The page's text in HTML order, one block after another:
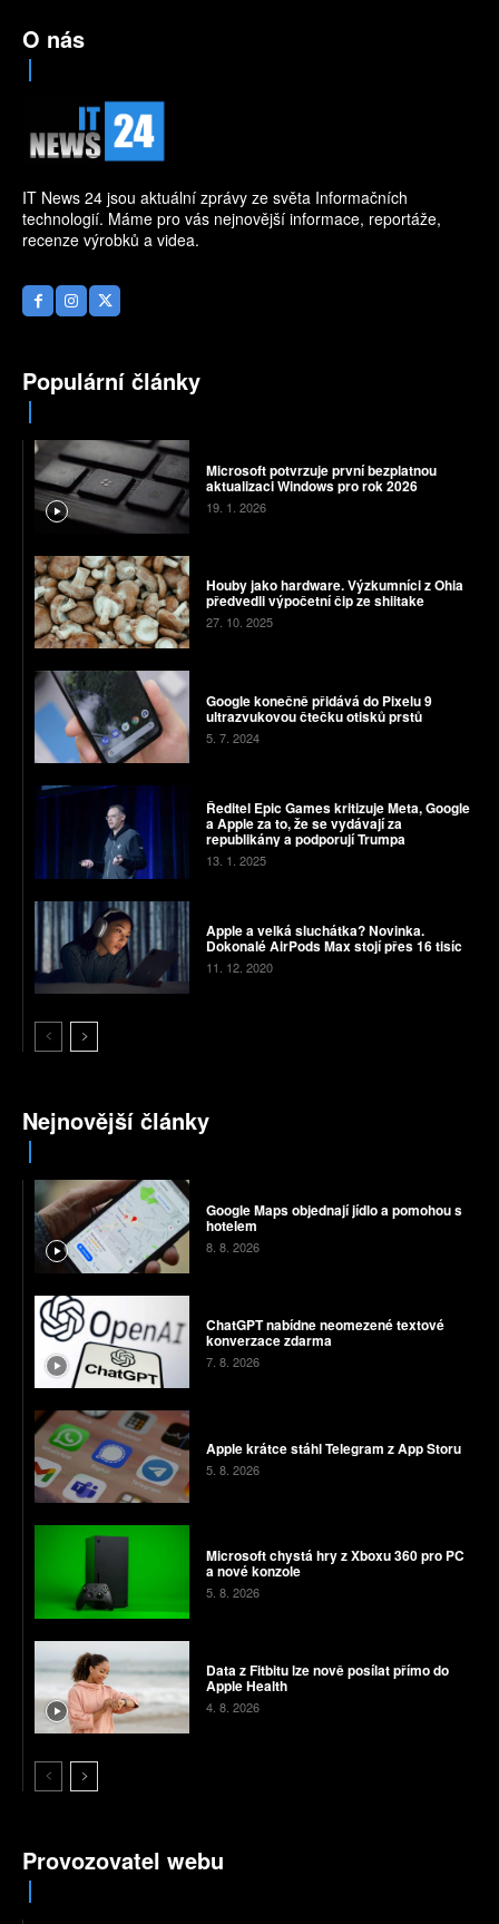
O nás
IT News 24 jsou aktuální zprávy ze světa Informačních
technologií. Máme pro vás nejnovější informace, reportáže,
recenze výrobků a videa.
Populární články
Microsoft potvrzuje první bezplatnou
aktualizaci Windows pro rok 2026
19. 1. 2026
Houby jako hardware. Výzkumníci z Ohia
předvedli výpočetní čip ze shiitake
27. 10. 2025
Google konečně přidává do Pixelu 9
ultrazvukovou čtečku otisků prstů
5. 7. 2024
Ředitel Epic Games kritizuje Meta, Google
a Apple za to, že se vydávají za
republikány a podporují Trumpa
13. 1. 2025
Apple a velká sluchátka? Novinka.
Dokonalé AirPods Max stojí přes 16 tisíc
11. 12. 2020
Nejnovější články
Google Maps objednají jídlo a pomohou s
hotelem
8. 8. 2026
ChatGPT nabídne neomezené textové
konverzace zdarma
7. 8. 2026
Apple krátce stáhl Telegram z App Storu
5. 8. 2026
Microsoft chystá hry z Xboxu 360 pro PC
a nové konzole
5. 8. 2026
Data z Fitbitu lze nově posílat přímo do
Apple Health
4. 8. 2026
Provozovatel webu